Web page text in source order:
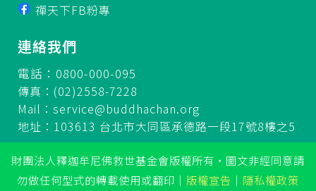
禪天下FB粉專
連絡我們
電話：0800-000-095
傳真：(02)2558-7228
Mail： service@buddhachan.org
地址：103613 台北市大同區承德路一段17號8樓之5
財團法人釋迦牟尼佛救世基金會版權所有‧圖文非經同意請
勿做任何型式的轉載使用或翻印 ｜ 版權宣告 ｜ 隱私權政策